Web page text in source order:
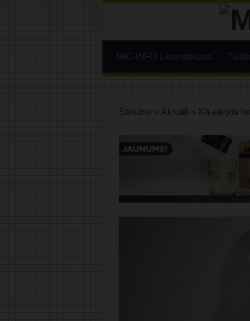
MIC-INFO Likumdošana
Sākums » Aktuāli » Kā elkoņa